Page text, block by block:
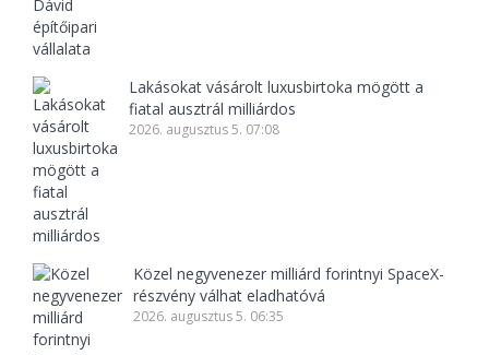
Lakásokat vásárolt luxusbirtoka mögött a
fiatal ausztrál milliárdos
2026. augusztus 5. 07:08
Közel negyvenezer milliárd forintnyi SpaceX-
részvény válhat eladhatóvá
2026. augusztus 5. 06:35